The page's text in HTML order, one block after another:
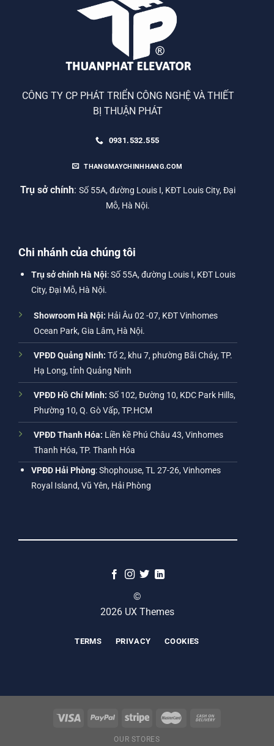
CÔNG TY CP PHÁT TRIỂN CÔNG NGHỆ VÀ THIẾT
BỊ THUẬN PHÁT
0931.532.555
THANGMAYCHINHHANG.COM
Trụ sở chính: Số 55A, đường Louis I, KĐT Louis City, Đại
Mỗ, Hà Nội.
Chi nhánh của chúng tôi
Trụ sở chính Hà Nội: Số 55A, đường Louis I, KĐT Louis
City, Đại Mỗ, Hà Nội.
Showroom Hà Nội: Hải Âu 02 -07, KĐT Vinhomes
Ocean Park, Gia Lâm, Hà Nội.
VPĐD Quảng Ninh: Tổ 2, khu 7, phường Bãi Cháy, TP.
Hạ Long, tỉnh Quảng Ninh
VPĐD Hồ Chí Minh: Số 102, Đường 10, KDC Park Hills,
Phường 10, Q. Gò Vấp, TP.HCM
VPĐD Thanh Hóa: Liền kề Phú Châu 43, Vinhomes
Thanh Hóa, TP. Thanh Hóa
VPĐD Hải Phòng: Shophouse, TL 27-26, Vinhomes
Royal Island, Vũ Yên, Hải Phòng
©
2026 UX Themes
TERMS PRIVACY COOKIES
OUR STORES